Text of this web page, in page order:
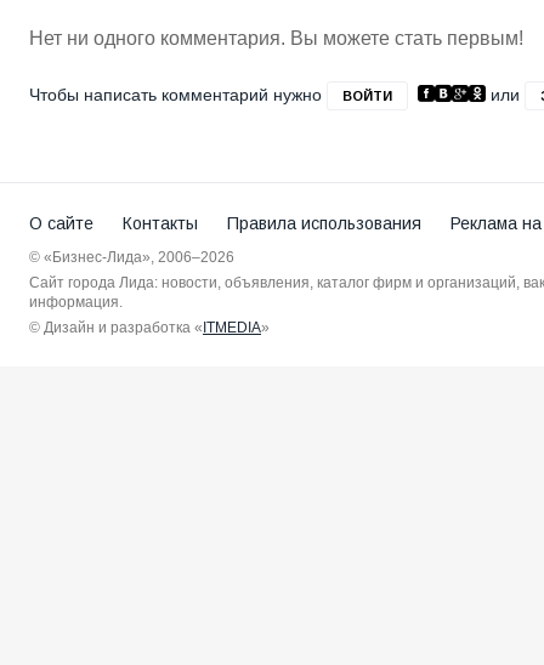
Нет ни одного комментария. Вы можете стать первым!
Чтобы написать комментарий нужно ВОЙТИ или
О сайте Контакты Правила использования Реклама
© «Бизнес-Лида», 2006–2026
Сайт города Лида: новости, объявления, каталог фирм и организаций,
информация.
© Дизайн и разработка «ITMEDIA»